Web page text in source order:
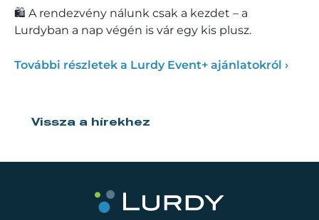
🛍️ A rendezvény nálunk csak a kezdet – a
Lurdyban a nap végén is vár egy kis plusz.
További részletek a Lurdy Event+ ajánlatokról ›
Vissza a hírekhez